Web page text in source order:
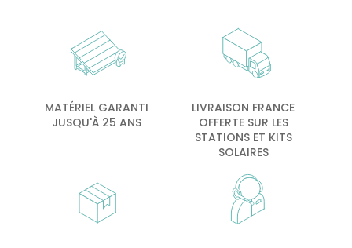
MATÉRIEL GARANTI
JUSQU'À 25 ANS
LIVRAISON FRANCE
OFFERTE SUR LES
STATIONS ET KITS
SOLAIRES